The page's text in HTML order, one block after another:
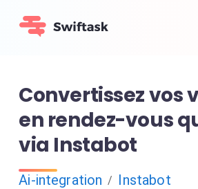
Convertissez vos
en rendez-vous
via Instabot
Ai-integration / Instabot